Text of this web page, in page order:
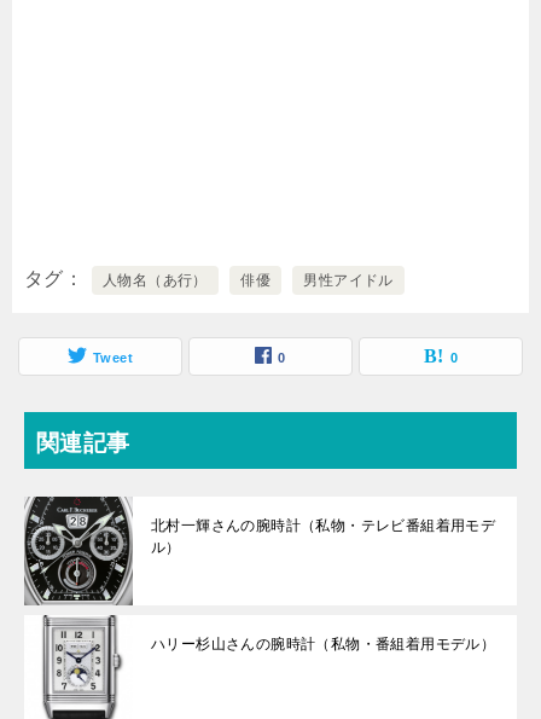
タグ 人物名（あ行） 俳優 男性アイドル
Tweet 0 0
関連記事
北村一輝さんの腕時計（私物・テレビ番組着用モデ
ル）
ハリー杉山さんの腕時計（私物・番組着用モデル）